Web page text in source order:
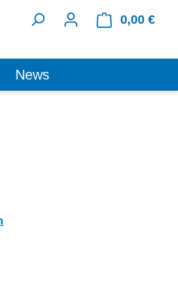
0,00 €
News